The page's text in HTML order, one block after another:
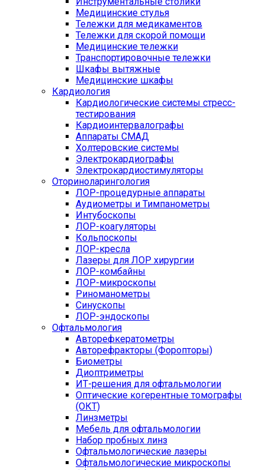
Медицинские стулья
Тележки для медикаментов
Тележки для скорой помощи
Медицинские тележки
Транспортировочные тележки
Шкафы вытяжные
Медицинские шкафы
Кардиология
Кардиологические системы стресс-
тестирования
Кардиоинтервалографы
Аппараты СМАД
Холтеровские системы
Электрокардиографы
Электрокардиостимуляторы
Оториноларингология
ЛОР-процедурные аппараты
Аудиометры и Тимпанометры
Интубоскопы
ЛОР-коагуляторы
Кольпоскопы
ЛОР-кресла
Лазеры для ЛОР хирургии
ЛОР-комбайны
ЛОР-микроскопы
Риноманометры
Синускопы
ЛОР-эндоскопы
Офтальмология
Авторефкератометры
Авторефракторы (Форопторы)
Биометры
Диоптриметры
ИТ-решения для офтальмологии
Оптические когерентные томографы
(ОКТ)
Линзметры
Мебель для офтальмологии
Набор пробных линз
Офтальмологические лазеры
Офтальмологические микроскопы